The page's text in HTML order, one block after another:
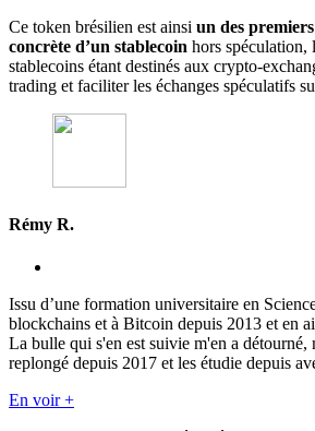
Ce token brésilien est ainsi un des
concrète d’un stablecoin hors spéculation,
stablecoins étant destinés aux crypto-
trading et faciliter les échanges spéculatifs
Rémy R.
Issu d’une formation universitaire en
blockchains et à Bitcoin depuis 2013 et en
La bulle qui s'en est suivie m'en a détourné,
replongé depuis 2017 et les étudie depuis
En voir +